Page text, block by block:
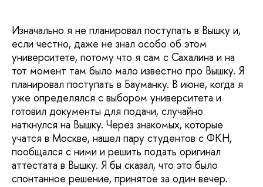
Изначально я не планировал поступать в Вышку и,
если честно, даже не знал особо об этом
университете, потому что я сам с Сахалина и на
тот момент там было мало известно про Вышку. Я
планировал поступать в Бауманку. В июне, когда я
уже определялся с выбором университета и
готовил документы для подачи, случайно
наткнулся на Вышку. Через знакомых, которые
учатся в Москве, нашел пару студентов с ФКН,
пообщался с ними и решить подать оригинал
аттестата в Вышку. Я бы сказал, что это было
спонтанное решение, принятое за один вечер.